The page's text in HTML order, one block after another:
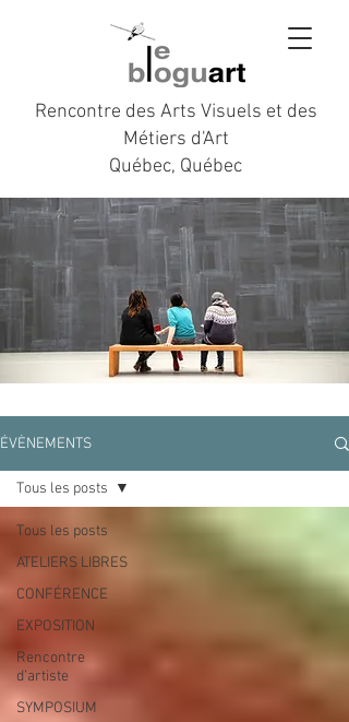
Rencontre des Arts Visuels et des
Métiers d'Art
Québec, Québec
ÉVÈNEMENTS
Tous les posts
ATELIERS LIBRES
CONFÉRENCE
EXPOSITION
Rencontre
d’artiste
SYMPOSIUM
Tous les posts